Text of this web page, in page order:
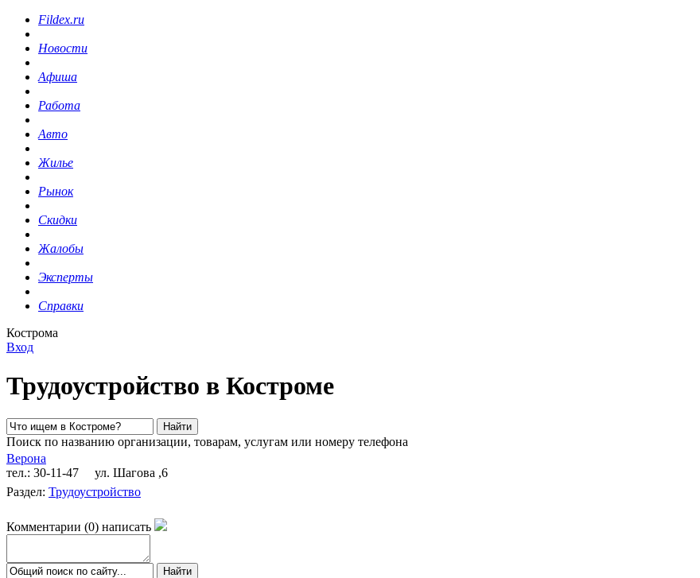
Fildex.ru
Новости
Афиша
Работа
Авто
Жилье
Рынок
Скидки
Жалобы
Эксперты
Справки
Кострома
Вход
Трудоустройство в Костроме
Поиск по названию организации, товарам, услугам или номеру телефона
Верона
тел.: 30-11-47
ул. Шагова ,6
Раздел: Трудоустройство
Комментарии (0) написать